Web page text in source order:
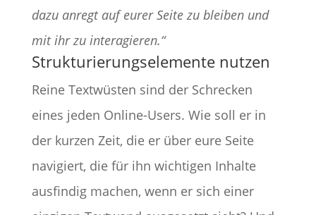
dazu anregt auf eurer Seite zu bleiben und
mit ihr zu interagieren.“
Strukturierungselemente nutzen
Reine Textwüsten sind der Schrecken
eines jeden Online-Users. Wie soll er in
der kurzen Zeit, die er über eure Seite
navigiert, die für ihn wichtigen Inhalte
ausfindig machen, wenn er sich einer